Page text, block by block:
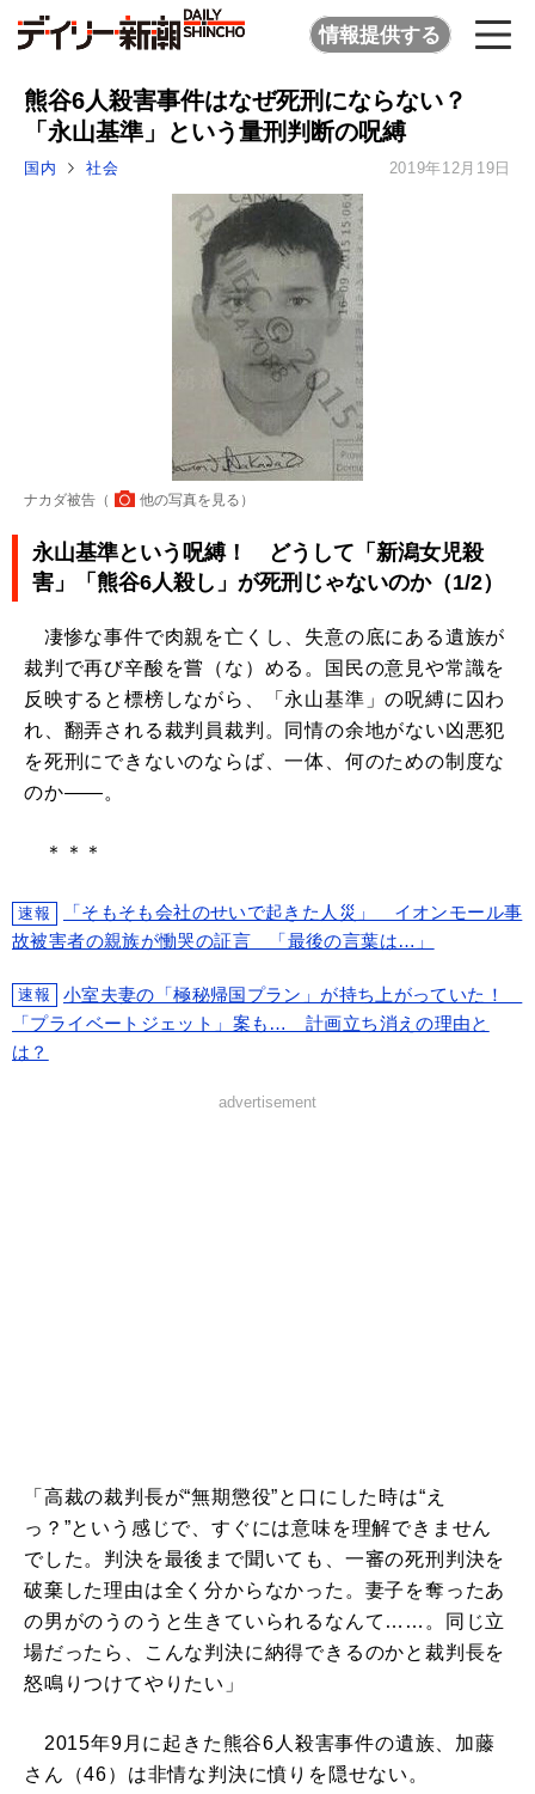
情報提供する
熊谷6人殺害事件はなぜ死刑にならない？
「永山基準」という量刑判断の呪縛
国内 社会 2019年12月19日
ナカダ被告（ 他の写真を見る ）
永山基準という呪縛！ どうして「新潟女児殺
害」「熊谷6人殺し」が死刑じゃないのか（1/2）
凄惨な事件で肉親を亡くし、失意の底にある遺族が
裁判で再び辛酸を嘗（な）める。国民の意見や常識を
反映すると標榜しながら、「永山基準」の呪縛に囚わ
れ、翻弄される裁判員裁判。同情の余地がない凶悪犯
を死刑にできないのならば、一体、何のための制度な
のか――。
＊＊＊
速報
「そもそも会社のせいで起きた人災」 イオンモール事
故被害者の親族が慟哭の証言 「最後の言葉は…」
速報
小室夫妻の「極秘帰国プラン」が持ち上がっていた！
「プライベートジェット」案も… 計画立ち消えの理由と
は？
advertisement
「高裁の裁判長が“無期懲役”と口にした時は“え
っ？”という感じで、すぐには意味を理解できません
でした。判決を最後まで聞いても、一審の死刑判決を
破棄した理由は全く分からなかった。妻子を奪ったあ
の男がのうのうと生きていられるなんて……。同じ立
場だったら、こんな判決に納得できるのかと裁判長を
怒鳴りつけてやりたい」
2015年9月に起きた熊谷6人殺害事件の遺族、加藤
さん（46）は非情な判決に憤りを隠せない。